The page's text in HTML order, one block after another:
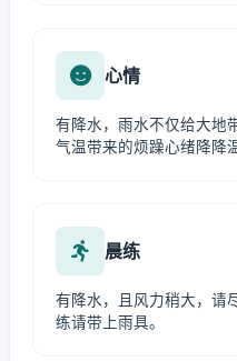
心情
有降水，雨水不仅给大地
气温带来的烦躁心绪降降
晨练
有降水，且风力稍大，请
练请带上雨具。